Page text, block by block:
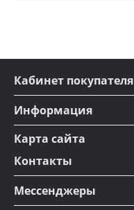
Кабинет покупателя
Информация
Карта сайта
Контакты
Мессенджеры